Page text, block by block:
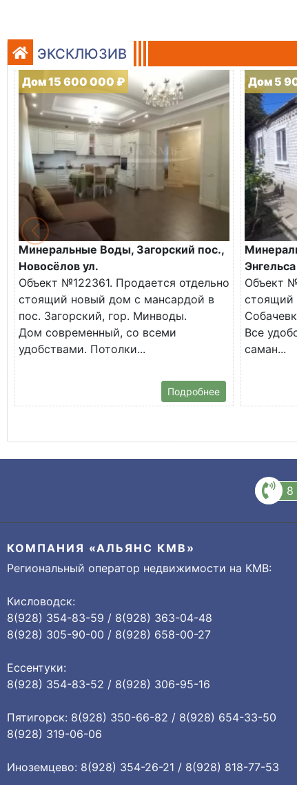
ЭКСКЛЮЗИВ
Дом 15 600 000 ₽
Минеральные Воды, Загорский пос.,
Новосёлов ул.
Объект №122361. Продается отдельно
стоящий новый дом с мансардой в
пос. Загорский, гор. Минводы.
Дом современный, со всеми
удобствами. Потолки...
Подробнее
Дом 5
Объект
стоящий
Все
саман...
8
КОМПАНИЯ «АЛЬЯНС КМВ»
Региональный оператор недвижимости на КМВ:
Кисловодск:
8(928) 354-83-59 / 8(928) 363-04-48
8(928) 305-90-00 / 8(928) 658-00-27
Ессентуки:
8(928) 354-83-52 / 8(928) 306-95-16
Пятигорск: 8(928) 350-66-82 / 8(928) 654-33-50
8(928) 319-06-06
Иноземцево: 8(928) 354-26-21 / 8(928) 818-77-53